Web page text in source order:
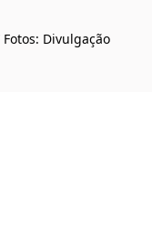
Divulgação